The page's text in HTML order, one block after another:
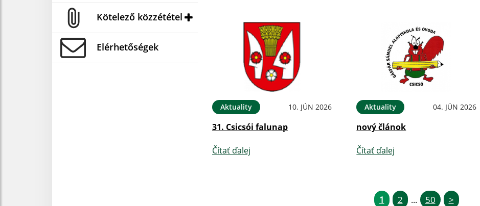
Kötelező közzététel
Elérhetőségek
Aktuality 10. JÚN 2026
31. Csicsói falunap
Čítať ďalej
Aktuality 04. JÚN 2026
nový článok
Čítať ďalej
1 2 ... 50 >